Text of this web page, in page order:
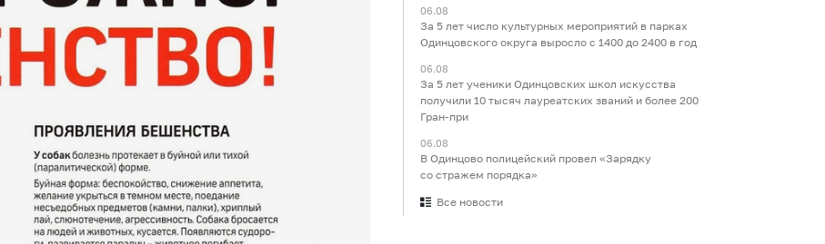
06.08
За 5 лет число культурных мероприятий в парках
Одинцовского округа выросло с 1400 до 2400 в год
06.08
За 5 лет ученики Одинцовских школ искусства
получили 10 тысяч лауреатских званий и более 200
Гран-при
06.08
В Одинцово полицейский провел «Зарядку
со стражем порядка»
Все новости